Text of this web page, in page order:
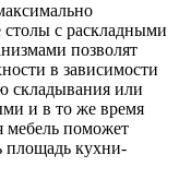
с раскладными
позволят
в зависимости
складывания или
и в то же время
мебель поможет
площадь кухни-